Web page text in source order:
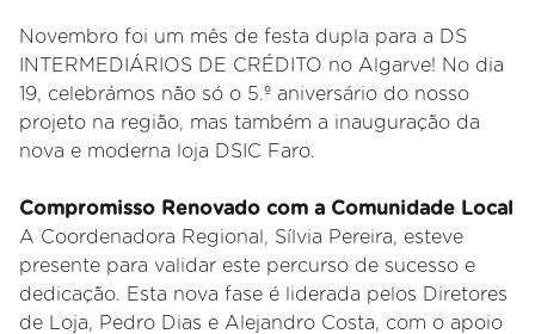
Novembro foi um mês de festa dupla para a DS
INTERMEDIÁRIOS DE CRÉDITO no Algarve! No dia
19, celebrámos não só o 5.º aniversário do nosso
projeto na região, mas também a inauguração da
nova e moderna loja DSIC Faro.
Compromisso Renovado com a Comunidade Local
A Coordenadora Regional, Sílvia Pereira, esteve
presente para validar este percurso de sucesso e
dedicação. Esta nova fase é liderada pelos Diretores
de Loja, Pedro Dias e Alejandro Costa, com o apoio